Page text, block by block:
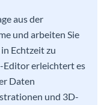
aus der
und arbeiten Sie
Echtzeit zu
Editor erleichtert es
Daten
und 3D-